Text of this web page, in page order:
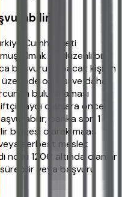
Cumhuriyeti
olmak ve düzenli bir
başvuru yapacak kişinin
olması ve daha
bulunmaması
kaydı olanlara öncelik
banka son 1
belgesi olarak maaş
serbest meslek
notu 1200 altında olanlar
veya başvuru